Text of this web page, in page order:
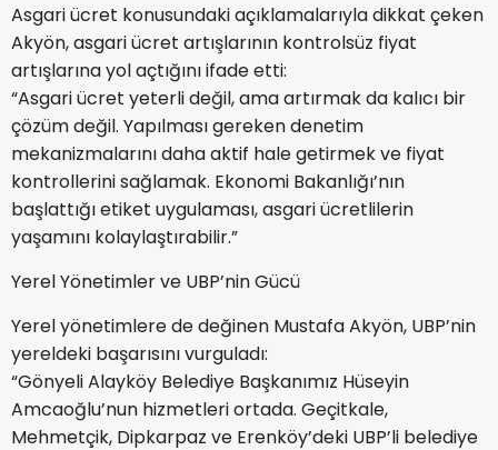
Asgari ücret konusundaki açıklamalarıyla dikkat çeken
Akyön, asgari ücret artışlarının kontrolsüz fiyat
artışlarına yol açtığını ifade etti:
“Asgari ücret yeterli değil, ama artırmak da kalıcı bir
çözüm değil. Yapılması gereken denetim
mekanizmalarını daha aktif hale getirmek ve fiyat
kontrollerini sağlamak. Ekonomi Bakanlığı’nın
başlattığı etiket uygulaması, asgari ücretlilerin
yaşamını kolaylaştırabilir.”
Yerel Yönetimler ve UBP’nin Gücü
Yerel yönetimlere de değinen Mustafa Akyön, UBP’nin
yereldeki başarısını vurguladı:
“Gönyeli Alayköy Belediye Başkanımız Hüseyin
Amcaoğlu’nun hizmetleri ortada. Geçitkale,
Mehmetçik, Dipkarpaz ve Erenköy’deki UBP’li belediye